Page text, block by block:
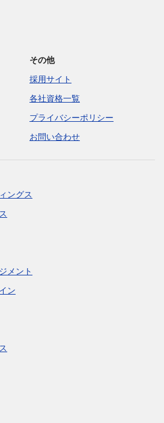
その他
採用サイト
各社資格一覧
プライバシーポリシー
お問い合わせ
ングス
メント
ン